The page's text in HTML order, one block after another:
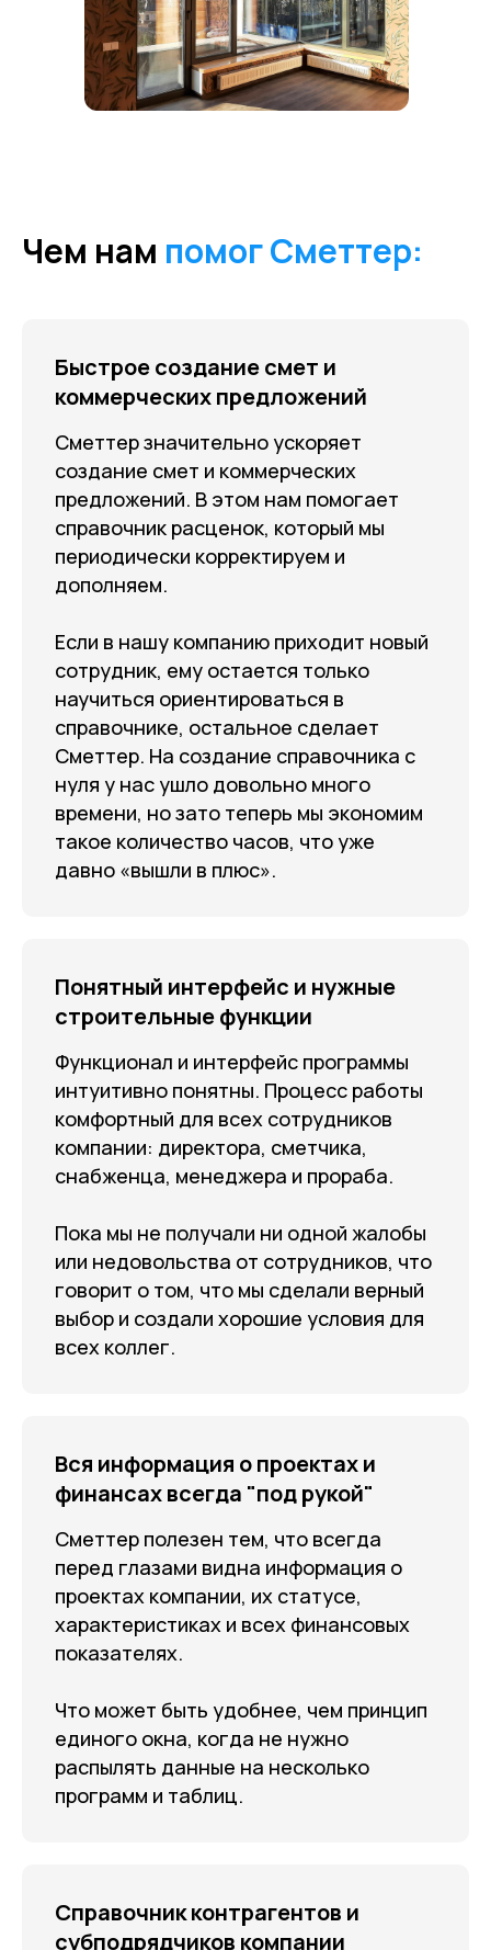
Чем нам помог Сметтер:
Быстрое создание смет и
коммерческих предложений
Сметтер значительно ускоряет
создание смет и коммерческих
предложений. В этом нам помогает
справочник расценок, который мы
периодически корректируем и
дополняем.
Если в нашу компанию приходит новый
сотрудник, ему остается только
научиться ориентироваться в
справочнике, остальное сделает
Сметтер. На создание справочника с
нуля у нас ушло довольно много
времени, но зато теперь мы экономим
такое количество часов, что уже
давно «вышли в плюс».
Понятный интерфейс и нужные
строительные функции
Функционал и интерфейс программы
интуитивно понятны. Процесс работы
комфортный для всех сотрудников
компании: директора, сметчика,
снабженца, менеджера и прораба.
Пока мы не получали ни одной жалобы
или недовольства от сотрудников, что
говорит о том, что мы сделали верный
выбор и создали хорошие условия для
всех коллег.
Вся информация о проектах и
финансах всегда "под рукой"
Сметтер полезен тем, что всегда
перед глазами видна информация о
проектах компании, их статусе,
характеристиках и всех финансовых
показателях.
Что может быть удобнее, чем принцип
единого окна, когда не нужно
распылять данные на несколько
программ и таблиц.
Справочник контрагентов и
субподрядчиков компании